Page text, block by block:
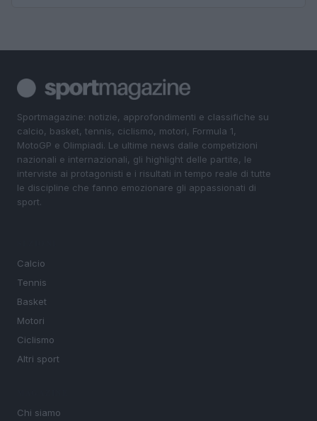
Sportmagazine: notizie, approfondimenti e classifiche su
calcio, basket, tennis, ciclismo, motori, Formula 1,
MotoGP e Olimpiadi. Le ultime news dalle competizioni
nazionali e internazionali, gli highlight delle partite, le
interviste ai protagonisti e i risultati in tempo reale di tutte
le discipline che fanno emozionare gli appassionati di
sport.
Calcio
Tennis
Basket
Motori
Ciclismo
Altri sport
Chi siamo